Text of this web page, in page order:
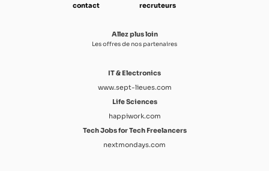
contact
recruteurs
Allez plus loin
Les offres de nos partenaires
IT & Electronics
www.sept-lieues.com
Life Sciences
happiwork.com
Tech Jobs for Tech Freelancers
nextmondays.com